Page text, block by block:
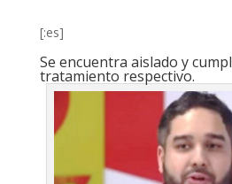
[:es]
Se encuentra aislado y
tratamiento respectivo.